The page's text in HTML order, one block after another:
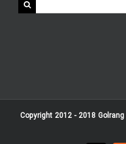
Copyright 2012 - 2018